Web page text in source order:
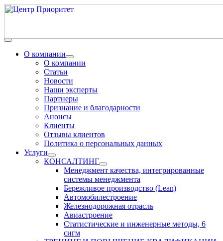
О компании
О компании
Статьи
Новости
Наши эксперты
Партнеры
Признание и благодарности
Анонсы
Клиенты
Отзывы клиентов
Политика о персональных данных
Услуги
КОНСАЛТИНГ
Менеджмент качества, интегрированные
системы менеджмента
Бережливое производство (Lean)
Автомобилестроение
Железнодорожная отрасль
Авиастроение
Статистические и инженерные методы, 6
сигм